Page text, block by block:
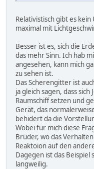
Relativistisch gibt es
maximal mit
Besser ist es, sich die
das mehr Sinn. Ich hab
angesehen, kann mich
zu sehen ist.
Das Scherengitter ist
ja gleich sagen, dass
Raumschiff setzen und
Gerät, das
behidert da die
Wobei für mich diese
Brüder, wo das
Reaktoion auf den
Dagegen ist das Beispiel
langweilig.